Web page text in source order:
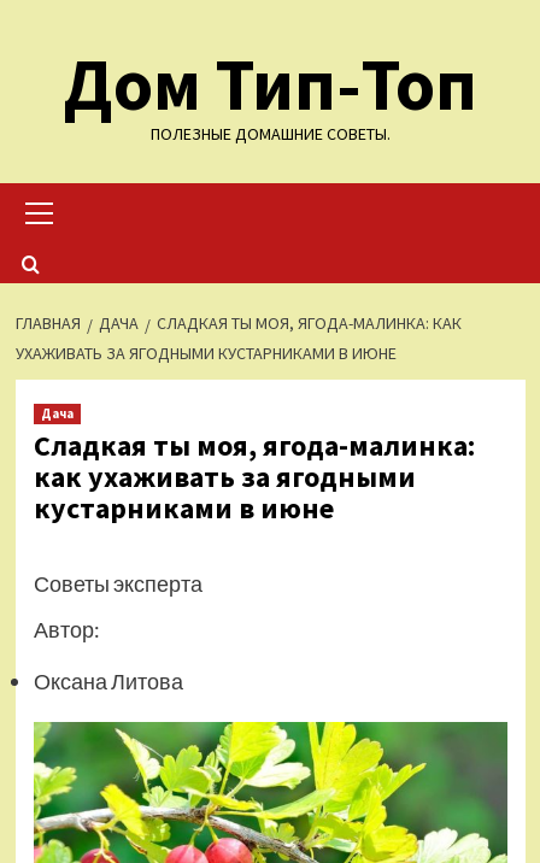
содержимомуДом Тип-Топ
ПОЛЕЗНЫЕ ДОМАШНИЕ СОВЕТЫ.
меню
ГЛАВНАЯ ДАЧА
СЛАДКАЯ ТЫ МОЯ, ЯГОДА-МАЛИНКА: КАК
УХАЖИВАТЬ ЗА ЯГОДНЫМИ КУСТАРНИКАМИ В ИЮНЕ
Дача
Сладкая ты моя, ягода-малинка:
как ухаживать за ягодными
кустарниками в июне
Советы эксперта
Автор:
Оксана Литова